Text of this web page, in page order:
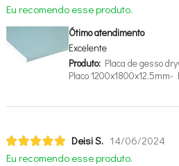
Eu recomendo esse produto.
Ótimo atendimento
Excelente
Produto:Placa de gesso
Placo 1200x1800x12,5mm-
Deisi S. 14/06/2024
Eu recomendo esse produto.